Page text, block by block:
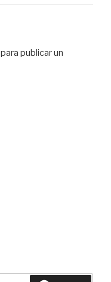
para publicar un